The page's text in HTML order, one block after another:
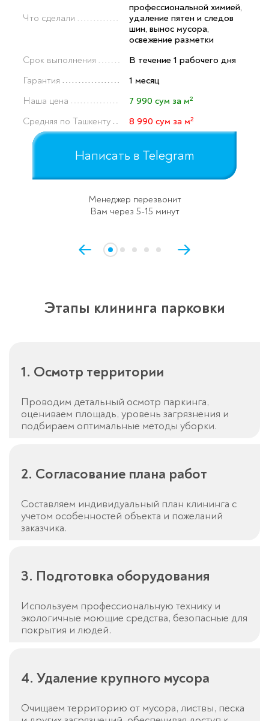
Что сделали
профессиональной химией,
удаление пятен и следов
шин, вынос мусора,
освежение разметки
Срок выполнения
В течение 1 рабочего дня
Гарантия
1 месяц
Наша цена
7 990 сум за м²
Средняя по Ташкенту
8 990 сум за м²
Написать в Telegram
Менеджер перезвонит
Вам через 5-15 минут
Этапы клининга парковки​
1. Осмотр территории
Проводим детальный осмотр паркинга,
оцениваем площадь, уровень загрязнения и
подбираем оптимальные методы уборки.
2. Согласование плана работ
Составляем индивидуальный план клининга с
учетом особенностей объекта и пожеланий
заказчика.
3. Подготовка оборудования
Используем профессиональную технику и
экологичные моющие средства, безопасные для
покрытия и людей.
4. Удаление крупного мусора
Очищаем территорию от мусора, листвы, песка